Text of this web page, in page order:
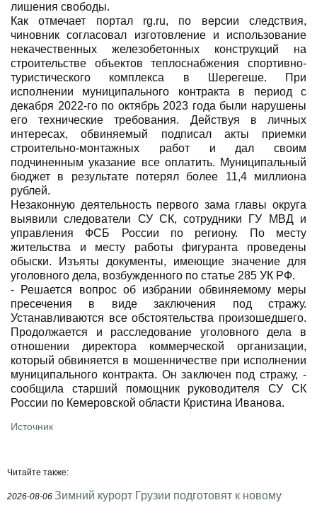
лишения свободы.
Как отмечает портал rg.ru, по версии следствия,
чиновник согласовал изготовление и использование
некачественных железобетонных конструкций на
строительстве объектов теплоснабжения спортивно-
туристического комплекса в Шерегеше. При
исполнении муниципального контракта в период с
декабря 2022-го по октябрь 2023 года были нарушены
его технические требования. Действуя в личных
интересах, обвиняемый подписал акты приемки
строительно-монтажных работ и дал своим
подчиненным указание все оплатить. Муниципальный
бюджет в результате потерял более 11,4 миллиона
рублей.
Незаконную деятельность первого зама главы округа
выявили следователи СУ СК, сотрудники ГУ МВД и
управления ФСБ России по региону. По месту
жительства и месту работы фигуранта проведены
обыски. Изъяты документы, имеющие значение для
уголовного дела, возбужденного по статье 285 УК РФ.
- Решается вопрос об избрании обвиняемому меры
пресечения в виде заключения под стражу.
Устанавливаются все обстоятельства произошедшего.
Продолжается и расследование уголовного дела в
отношении директора коммерческой организации,
который обвиняется в мошенничестве при исполнении
муниципального контракта. Он заключен под стражу, -
сообщила старший помощник руководителя СУ СК
России по Кемеровской области Кристина Иванова.
Источник
Читайте также:
2026-08-06 Зимний курорт Грузии подготовят к новому